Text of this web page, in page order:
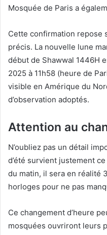
Mosquée de Paris a
Cette confirmation repose
précis. La nouvelle lune
début de Shawwal 1446H
2025 à 11h58 (heure de
visible en Amérique du
d’observation adoptés.
Attention au
N’oubliez pas un détail
d’été survient justement
du matin, il sera en réalité
horloges pour ne pas
Ce changement d’heure
mosquées ouvriront leurs